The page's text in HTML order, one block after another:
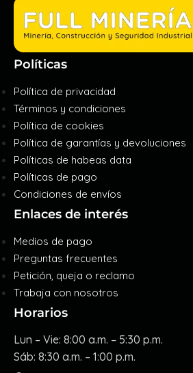
Políticas
Política de privacidad
Términos y condiciones
Política de cookies
Política de garantías y devoluciones
Políticas de habeas data
Políticas de pago
Condiciones de envíos
Enlaces de interés
Medios de pago
Preguntas frecuentes
Petición, queja o reclamo
Trabaja con nosotros
Horarios
Lun – Vie: 8:00 a.m. – 5:30 p.m.
Sáb: 8:30 a.m. – 1:00 p.m.